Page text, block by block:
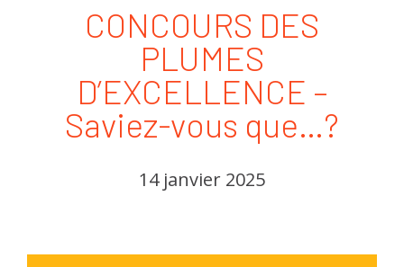
CONCOURS DES
PLUMES
D’EXCELLENCE –
Saviez-vous que…?
14 janvier 2025